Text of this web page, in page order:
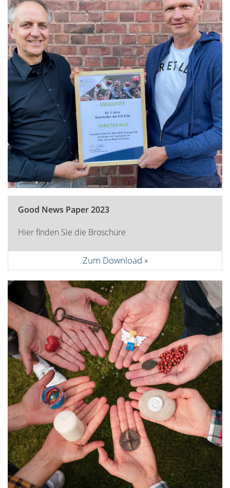
Good News Paper 2023
Hier finden Sie die Broschüre
Zum Download